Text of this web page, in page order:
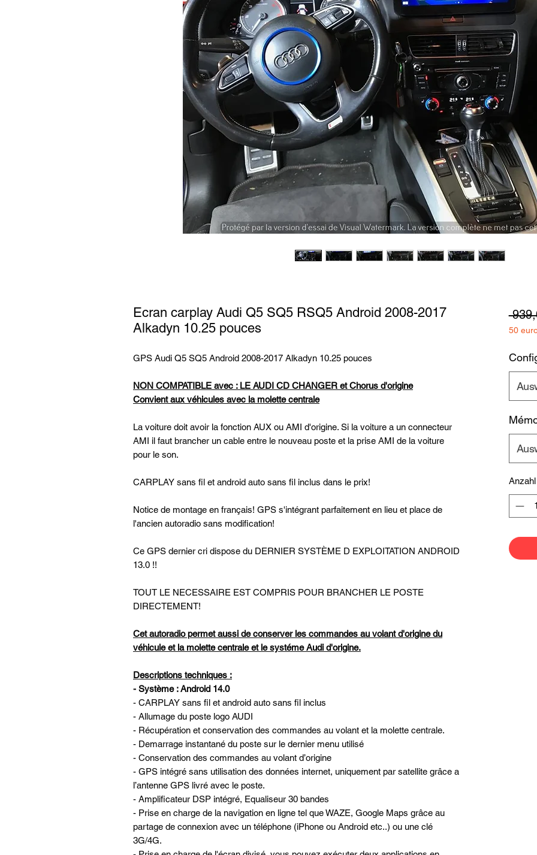
Ecran carplay Audi Q5 SQ5 RSQ5 Android 2008-2017
Alkadyn 10.25 pouces
GPS Audi Q5 SQ5 Android 2008-2017 Alkadyn 10.25 pouces
NON COMPATIBLE avec : LE AUDI CD CHANGER et Chorus d'origine
Convient aux véhicules avec la molette centrale
La voiture doit avoir la fonction AUX ou AMI d'origine. Si la voiture a un connecteur
AMI il faut brancher un cable entre le nouveau poste et la prise AMI de la voiture
pour le son.
CARPLAY sans fil et android auto sans fil inclus dans le prix!
Notice de montage en français! GPS s'intégrant parfaitement en lieu et place de
l'ancien autoradio sans modification!
Ce GPS dernier cri dispose du DERNIER SYSTÈME D EXPLOITATION ANDROID
13.0 !!
TOUT LE NECESSAIRE EST COMPRIS POUR BRANCHER LE POSTE
DIRECTEMENT!
Cet autoradio permet aussi de conserver les commandes au volant d'origine du
véhicule et la molette centrale et le systéme Audi d'origine.
Descriptions techniques :
- Système : Android 14.0
- CARPLAY sans fil et android auto sans fil inclus
- Allumage du poste logo AUDI
- Récupération et conservation des commandes au volant et la molette centrale.
- Demarrage instantané du poste sur le dernier menu utilisé
- Conservation des commandes au volant d’origine
- GPS intégré sans utilisation des données internet, uniquement par satellite grâce a
l’antenne GPS livré avec le poste.
- Amplificateur DSP intégré, Equaliseur 30 bandes
- Prise en charge de la navigation en ligne tel que WAZE, Google Maps grâce au
partage de connexion avec un téléphone (iPhone ou Android etc..) ou une clé
3G/4G.
50
Anzahl